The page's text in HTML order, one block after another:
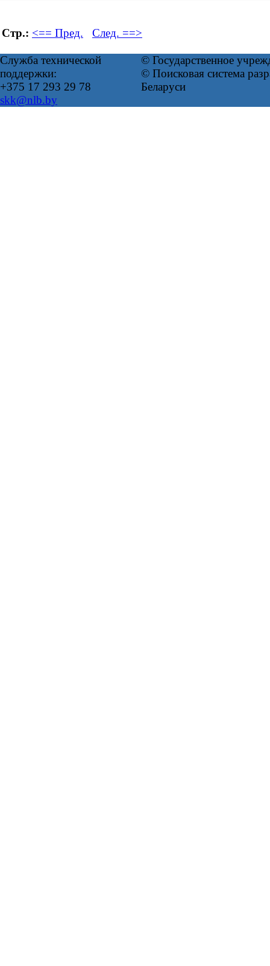
Стр.: <== Пред. След. ==>
Служба технической
поддержки:
+375 17 293 29 78
skk@nlb.by
© Государственное
© Поисковая система
Беларуси